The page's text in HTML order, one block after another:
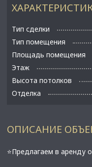
Тип сделки
Тип помещения
Площадь помещения
Этаж
Высота потолков
Отделка
ОПИСАНИЕ
⭐Предлагаем в